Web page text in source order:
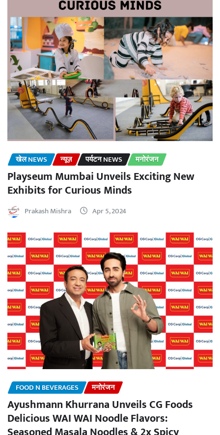
खेल NEWS न्यूज़ पर्यटन NEWS मनोरंजन
Playseum Mumbai Unveils Exciting New
Exhibits for Curious Minds
Prakash Mishra Apr 5, 2024
FOOD N BEVERAGES मनोरंजन
Ayushmann Khurrana Unveils CG Foods
Delicious WAI WAI Noodle Flavors: